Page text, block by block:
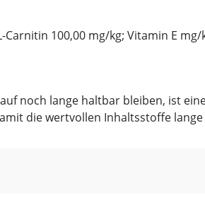
Carnitin 100,00 mg/kg; Vitamin E
noch lange haltbar bleiben, ist
die wertvollen Inhaltsstoffe